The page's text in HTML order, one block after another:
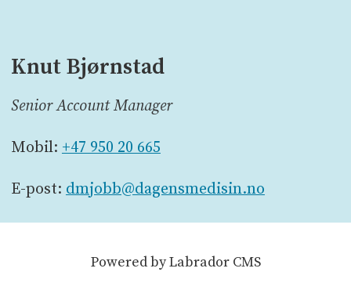
Knut Bjørnstad
Senior Account Manager
Mobil: +47 950 20 665
E-post: dmjobb@dagensmedisin.no
Powered by Labrador CMS